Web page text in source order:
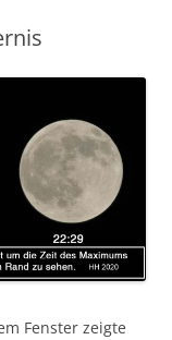
Fenster zeigte